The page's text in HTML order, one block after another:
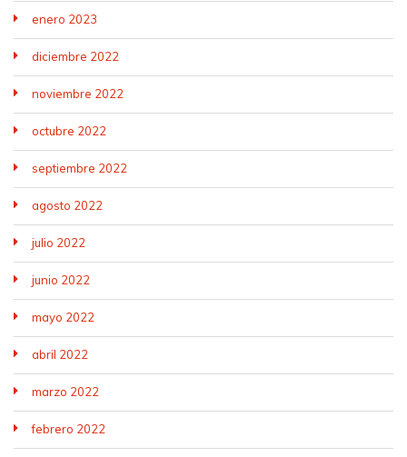
enero 2023
diciembre 2022
noviembre 2022
octubre 2022
septiembre 2022
agosto 2022
julio 2022
junio 2022
mayo 2022
abril 2022
marzo 2022
febrero 2022